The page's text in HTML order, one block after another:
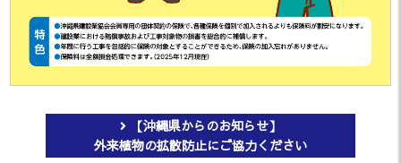
「沖建協会報 5月号」を掲載しまし
た。
「沖建協会報 4月号」を掲載しまし
2024.04.09
会員専用ページに「2023建設業の
【沖縄県からのお知らせ】
外来植物の拡散防止にご協力ください